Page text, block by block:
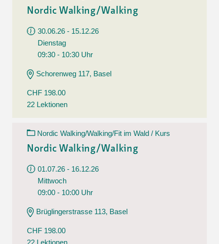
Nordic Walking/Walking
30.06.26 - 15.12.26
Dienstag
09:30 - 10:30 Uhr
Schorenweg 117, Basel
CHF 198.00
22 Lektionen
Nordic Walking/Walking/Fit im Wald / Kurs
Nordic Walking/Walking
01.07.26 - 16.12.26
Mittwoch
09:00 - 10:00 Uhr
Brüglingerstrasse 113, Basel
CHF 198.00
22 Lektionen